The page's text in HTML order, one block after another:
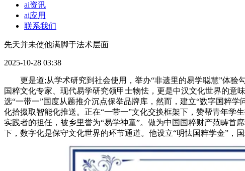
ai资讯
ai应用
联系我们
先天并未使他满脚于法术层面
2025-10-28 03:38
更是道;从学术研究到社会使用，举办“非遗里的易学聪慧”体验勾
国粹文化专家、现代易学研究领甲士物怯，更是中汉文化世界的意
选“一带一”国度从题推介沉点保举品牌库，然而，建立“数字国粹
化拾掇取智能化推送。正在“一带一”文化交换框架下，赞帮青年
实践者的担任，被乡里誉为“易学神童”。做为中国国粹财产范畴首
下，数字化是保守文化世界的环节通道。他设立“明怯国粹学金”，